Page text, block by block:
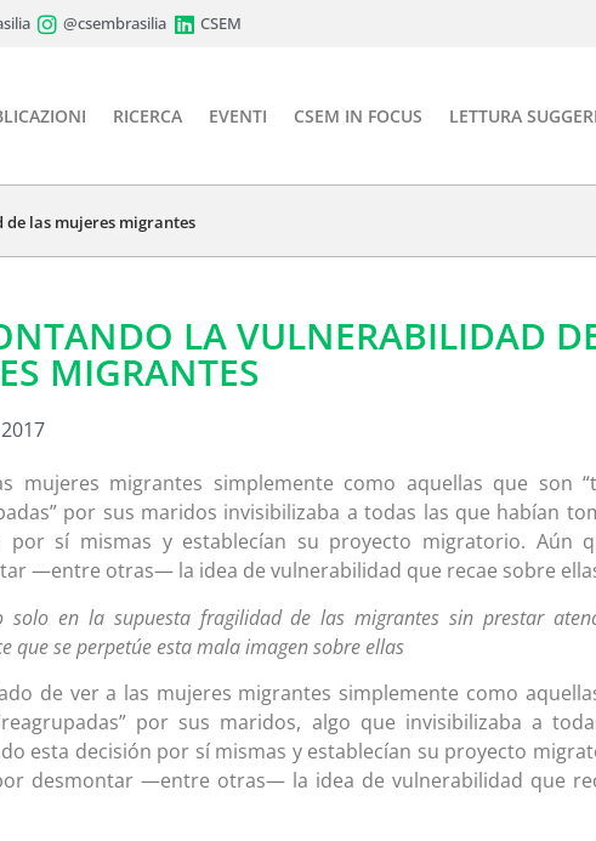
@csembrasilia CSEM
RICERCA EVENTI CSEM IN FOCUS LETTURA
las mujeres migrantes
LA VULNERABILIDAD
MIGRANTES
mujeres migrantes simplemente como aquellas que son
por sus maridos invisibilizaba a todas las que habían
por sí mismas y establecían su proyecto migratorio. Aún
—entre otras— la idea de vulnerabilidad que recae sobre
solo en la supuesta fragilidad de las migrantes sin prestar
que se perpetúe esta mala imagen sobre ellas
de ver a las mujeres migrantes simplemente como
por sus maridos, algo que invisibilizaba a
esta decisión por sí mismas y establecían su proyecto
desmontar —entre otras— la idea de vulnerabilidad que